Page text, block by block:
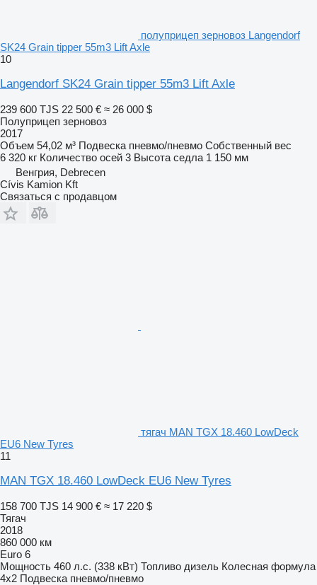
полуприцеп зерновоз Langendorf
SK24 Grain tipper 55m3 Lift Axle
10
Langendorf SK24 Grain tipper 55m3 Lift Axle
239 600 TJS 22 500 € ≈ 26 000 $
Полуприцеп зерновоз
2017
Объем 54,02 м³ Подвеска пневмо/пневмо Собственный вес
6 320 кг Количество осей 3 Высота седла 1 150 мм
Венгрия, Debrecen
Cívis Kamion Kft
Связаться с продавцом
тягач MAN TGX 18.460 LowDeck
EU6 New Tyres
11
MAN TGX 18.460 LowDeck EU6 New Tyres
158 700 TJS 14 900 € ≈ 17 220 $
Тягач
2018
860 000 км
Euro 6
Мощность 460 л.с. (338 кВт) Топливо дизель Колесная формула
4x2 Подвеска пневмо/пневмо